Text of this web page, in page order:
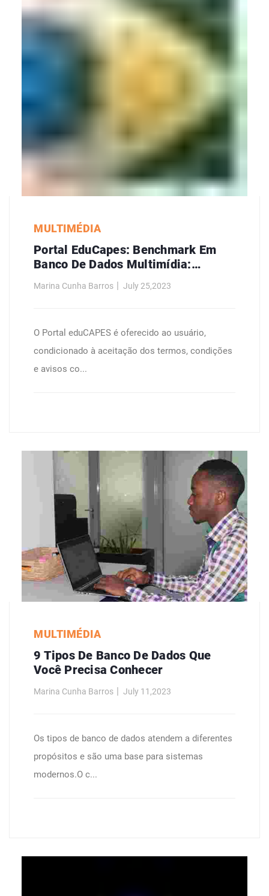
MULTIMÉDIA
Portal EduCapes: Benchmark Em
Banco De Dados Multimídia:
Análise De Desempenho Em
Recuperaçăo De Objetos Multimídia
Marina Cunha Barros July 25,2023
O Portal eduCAPES é oferecido ao usuário,
condicionado à aceitação dos termos, condições
e avisos co...
MULTIMÉDIA
9 Tipos De Banco De Dados Que
Você Precisa Conhecer
Marina Cunha Barros July 11,2023
Os tipos de banco de dados atendem a diferentes
propósitos e são uma base para sistemas
modernos.O c...